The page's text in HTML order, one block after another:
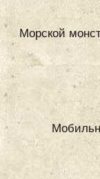
Морской